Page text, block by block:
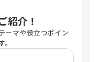
紹介！
ーマや役立つポイン